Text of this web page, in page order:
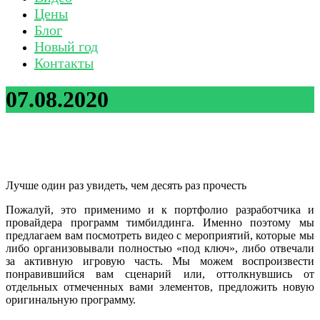
Цены
Блог
Новый год
Контакты
07.08.2020
Лучше один раз увидеть, чем десять раз прочесть
Пожалуй, это применимо и к портфолио разработчика и
провайдера программ тимбилдинга. Именно поэтому мы
предлагаем вам посмотреть видео с мероприятий, которые мы
либо организовывали полностью «под ключ», либо отвечали
за активную игровую часть. Мы можем воспроизвести
понравившийся вам сценарий или, оттолкнувшись от
отдельных отмеченных вами элементов, предложить новую
оригинальную программу.